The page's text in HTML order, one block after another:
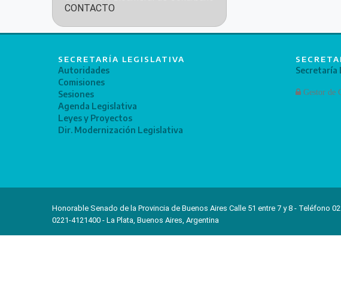
CONTACTO
Honorable Senado de la Provincia de Buenos Aires Calle 51 entre 7 y 8 - Teléfono
0221-4121400 - La Plata, Buenos Aires, Argentina
SECRETARÍA LEGISLATIVA
Autoridades
Comisiones
Sesiones
Agenda Legislativa
Leyes y Proyectos
Dir. Modernización Legislativa
Secretaría
Gestor de